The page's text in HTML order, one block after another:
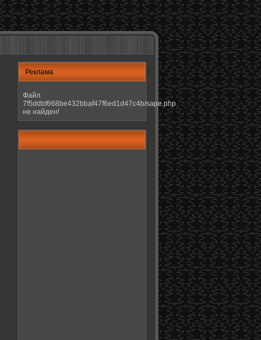
Реклама
Файл
7f5ddbf668be432bbaf47f6ed1d47c4b/sape.php
не найден!